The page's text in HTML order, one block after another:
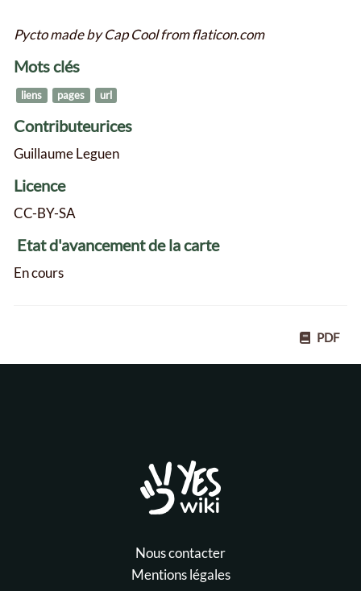
Pycto made by Cap Cool from flaticon.com
Mots clés
liens pages url
Contributeurices
Guillaume Leguen
Licence
CC-BY-SA
Etat d'avancement de la carte
En cours
PDF
Nous contacter
Mentions légales